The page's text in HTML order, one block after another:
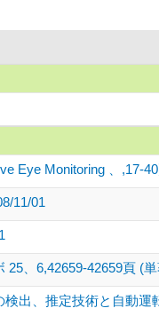
Eye Monitoring 、,17-
11/01
、6,42659-42659頁 (単
出、推定技術と自動運